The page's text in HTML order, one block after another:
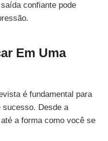
confiante pode
Em Uma
é fundamental para
sucesso. Desde a
a forma como você se